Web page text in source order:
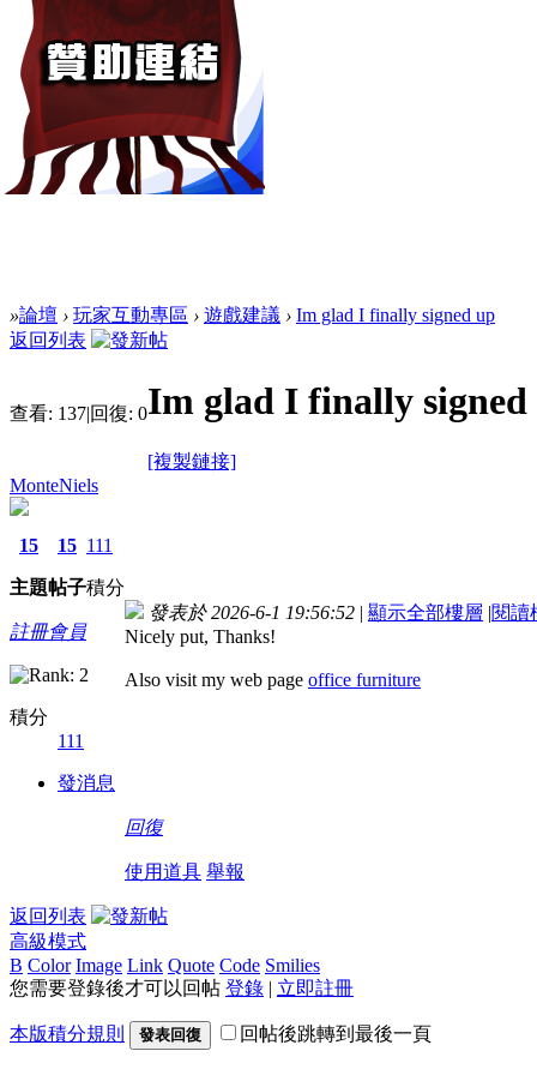
»論壇 › 玩家互動專區 › 遊戲建議 › Im glad I finally signed up
返回列表
查看: 137|回復: 0Im glad I finally signed
[複製鏈接]
MonteNiels
15
主題
15
帖子
111
積分
註冊會員
積分
111
發消息
發表於 2026-6-1 19:56:52 | 顯示全部樓層 |閱讀
Nicely put, Thanks!
Also visit my web page office furniture
回復
使用道具 舉報
返回列表
高級模式
B Color Image Link Quote Code Smilies
您需要登錄後才可以回帖 登錄 | 立即註冊
本版積分規則 發表回復 回帖後跳轉到最後一頁